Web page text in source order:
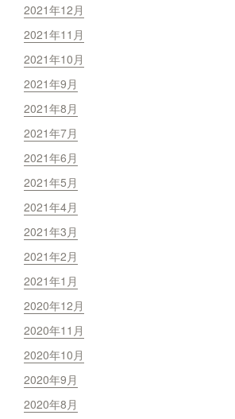
2021年12月
2021年11月
2021年10月
2021年9月
2021年8月
2021年7月
2021年6月
2021年5月
2021年4月
2021年3月
2021年2月
2021年1月
2020年12月
2020年11月
2020年10月
2020年9月
2020年8月